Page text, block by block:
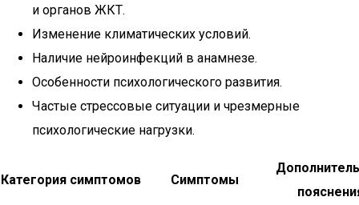
и органов ЖКТ.
Изменение климатических условий.
Наличие нейроинфекций в анамнезе.
Особенности психологического развития.
Частые стрессовые ситуации и чрезмерные
психологические нагрузки.
Категория симптомов Симптомы